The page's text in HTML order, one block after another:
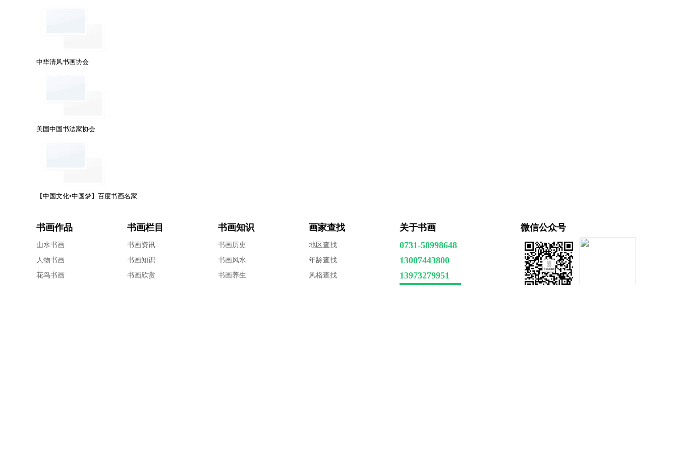
中华清风书画协会
美国中国书法家协会
【中国文化•中国梦】百度书画名家..
书画作品
山水书画
人物书画
花鸟书画
书画栏目
书画资讯
书画知识
书画欣赏
书画知识
书画历史
书画风水
书画养生
画家查找
地区查找
年龄查找
风格查找
关于书画
0731-58998648
13007443800
13973279951
微信公众号